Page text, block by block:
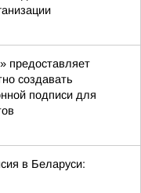
предоставляет
создавать
подписи для
в Беларуси: